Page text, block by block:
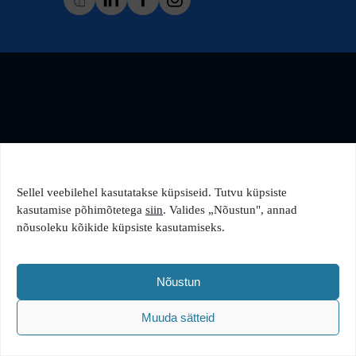
Sellel veebilehel kasutatakse küpsiseid. Tutvu küpsiste
kasutamise põhimõtetega siin. Valides „Nõustun", annad
nõusoleku kõikide küpsiste kasutamiseks.
Nõustun
Muuda sätteid